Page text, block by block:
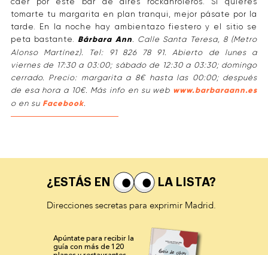
tomarte tu margarita en plan tranqui, mejor pásate por la
tarde. En la noche hay ambientazo fiestero y el sitio se
peta bastante. Bárbara Ann . Calle Santa Teresa, 8 (Metro
Alonso Martínez). Tel: 91 826 78 91. Abierto de lunes a
viernes de 17:30 a 03:00; sábado de 12:30 a 03:30; domingo
cerrado. Precio: margarita a 8€ hasta las 00:00; después
de esa hora a 10€. Más info en su web www.barbaraann.es
o en su Facebook.
¿ESTÁS EN
LA LISTA?
Direcciones secretas para exprimir Madrid.
Apúntate para recibir la
guía con más de 120